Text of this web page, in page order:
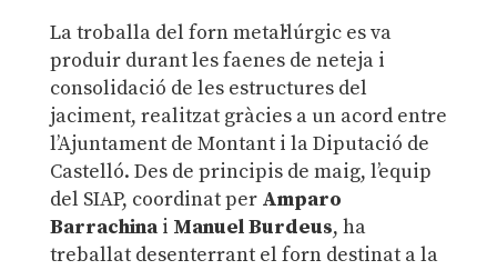
La troballa del forn metal·lúrgic es va
produir durant les faenes de neteja i
consolidació de les estructures del
jaciment, realitzat gràcies a un acord entre
l’Ajuntament de Montant i la Diputació de
Castelló. Des de principis de maig, l’equip
del SIAP, coordinat per Amparo
Barrachinai Manuel Burdeus, ha
treballat desenterrant el forn destinat a la